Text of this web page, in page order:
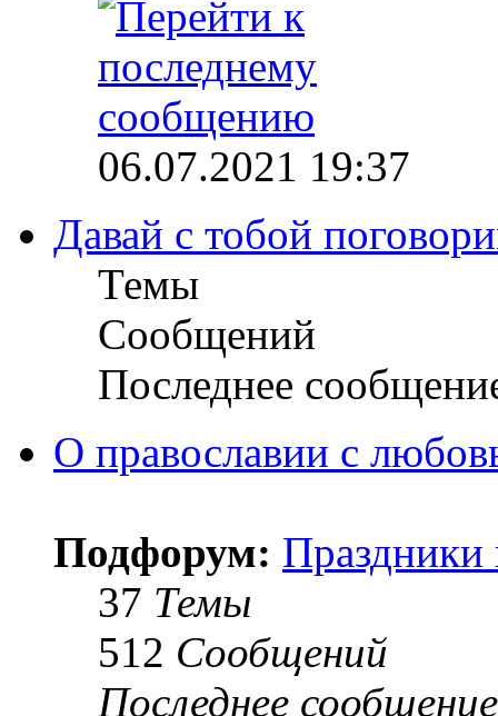
06.07.2021 19:37
Давай с тобой
Темы
Сообщений
Последнее
О православии с
Подфорум: Праздники
37 Темы
512 Сообщений
Последнее сообщение